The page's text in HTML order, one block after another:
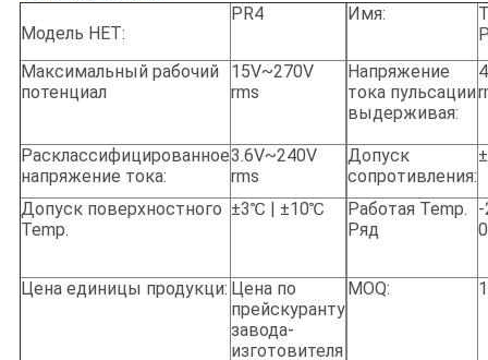
Модель НЕТ:
PR4 Имя:
Максимальный рабочий
потенциал
15V~270V
rms
Напряжение
тока пульсации
выдерживая:
Расклассифицированное
напряжение тока:
3.6V~240V
rms
Допуск
сопротивления:
Допуск поверхностного
Temp.
±3℃ | ±10℃
Работая Temp.
Ряд
Цена единицы продукци: Цена по
прейскуранту
завода-
изготовителя
MOQ: